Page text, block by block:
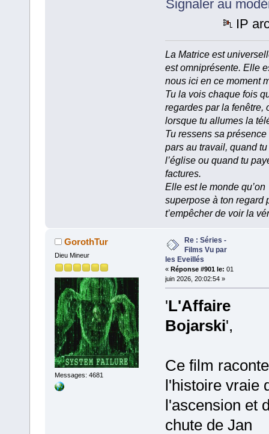
Signaler au
IP
La Matrice est
est omniprésente. Elle
nous ici en ce moment
Tu la vois chaque fois
regardes par la fenêtre,
lorsque tu allumes la
Tu ressens sa
pars au travail, quand
l’église ou quand tu
factures.
Elle est le monde qu’on
superpose à ton regard
t’empêcher de voir la
GorothTur
Dieu Mineur
Messages: 4681
Re : Séries -
Films Vu par
les Eveillés
« Réponse #901 le: 01
juin 2026, 20:02:54 »
'L'Affaire
Bojarski',
Ce film raconte
l'histoire vraie
l'ascension et
chute de Jan